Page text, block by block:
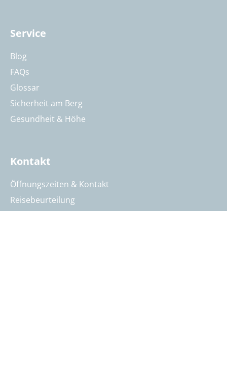
Service
Blog
FAQs
Glossar
Sicherheit am Berg
Gesundheit & Höhe
Kontakt
Öffnungszeiten & Kontakt
Reisebeurteilung